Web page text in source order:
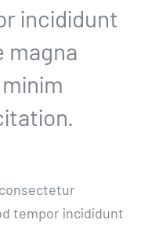
incididunt
magna
tempor incididunt